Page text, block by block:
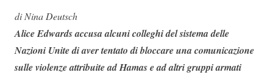
di Nina Deutsch
Alice Edwards accusa alcuni colleghi del sistema delle
Nazioni Unite di aver tentato di bloccare una comunicazione
sulle violenze attribuite ad Hamas e ad altri gruppi armati